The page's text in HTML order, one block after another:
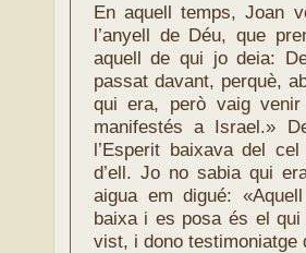
En aquell temps, Joan
l’anyell de Déu, que
aquell de qui jo deia:
passat davant, perquè,
qui era, però vaig
manifestés a Israel.»
l’Esperit baixava del
d’ell. Jo no sabia qui
aigua em digué:
baixa i es posa és el qui
vist, i dono testimoniatge